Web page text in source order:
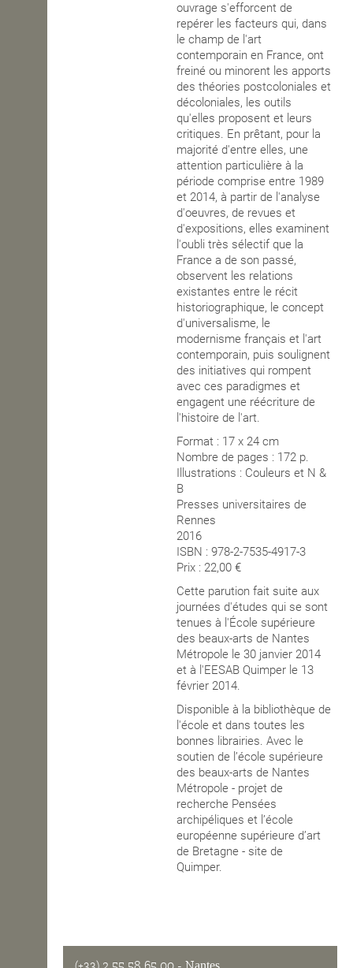
ouvrage s'efforcent de
repérer les facteurs qui, dans
le champ de l'art
contemporain en France, ont
freiné ou minorent les apports
des théories postcoloniales et
décoloniales, les outils
qu'elles proposent et leurs
critiques. En prêtant, pour la
majorité d'entre elles, une
attention particulière à la
période comprise entre 1989
et 2014, à partir de l'analyse
d'oeuvres, de revues et
d'expositions, elles examinent
l'oubli très sélectif que la
France a de son passé,
observent les relations
existantes entre le récit
historiographique, le concept
d'universalisme, le
modernisme français et l'art
contemporain, puis soulignent
des initiatives qui rompent
avec ces paradigmes et
engagent une réécriture de
l'histoire de l'art.
Format : 17 x 24 cm
Nombre de pages : 172 p.
Illustrations : Couleurs et N &
B
Presses universitaires de
Rennes
2016
ISBN : 978-2-7535-4917-3
Prix : 22,00 €
Cette parution fait suite aux
journées d'études qui se sont
tenues à l'École supérieure
des beaux-arts de Nantes
Métropole le 30 janvier 2014
et à l'EESAB Quimper le 13
février 2014.
Disponible à la bibliothèque de
l'école et dans toutes les
bonnes librairies. Avec le
soutien de l’école supérieure
des beaux-arts de Nantes
Métropole - projet de
recherche Pensées
archipéliques et l’école
européenne supérieure d’art
de Bretagne - site de
Quimper.